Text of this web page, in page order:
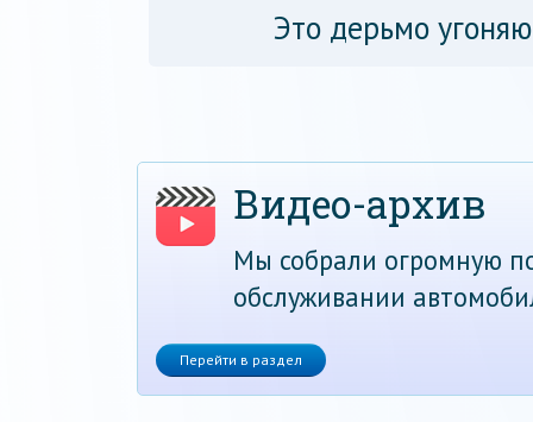
Это дерьмо
Видео-архив
Мы собрали огромную
обслуживании
Перейти в раздел